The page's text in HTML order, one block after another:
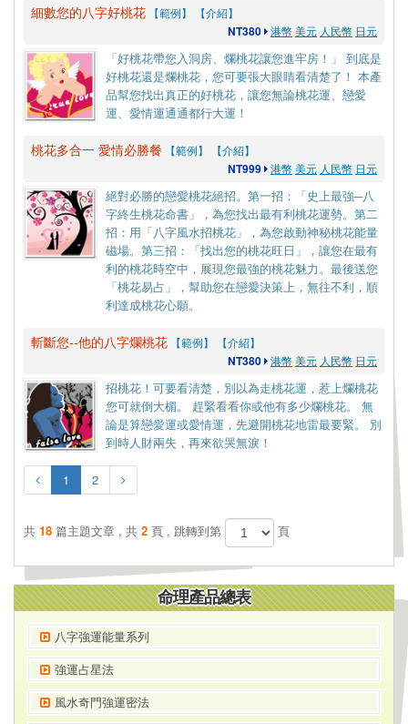
細數您的八字好桃花 【範例】 【介紹】
NT380 港幣美元 人民幣 日元
「好桃花帶您入洞房、爛桃花讓您進牢房！」 到底是
好桃花還是爛桃花，您可要張大眼睛看清楚了！ 本產
品幫您找出真正的好桃花，讓您無論桃花運、戀愛
運、愛情運通通都行大運！
桃花多合一 愛情必勝餐 【範例】 【介紹】
NT999 港幣美元 人民幣 日元
絕對必勝的戀愛桃花絕招。第一招：「史上最強─八
字終生桃花命書」，為您找出最有利桃花運勢。第二
招：用「八字風水招桃花」，為您啟動神秘桃花能量
磁場。第三招：「找出您的桃花旺日」，讓您在最有
利的桃花時空中，展現您最強的桃花魅力。最後送您
「桃花易占」，幫助您在戀愛決策上，無往不利，順
利達成桃花心願。
斬斷您--他的八字爛桃花 【範例】 【介紹】
NT380 港幣美元 人民幣 日元
招桃花！可要看清楚，別以為走桃花運，惹上爛桃花
您可就倒大楣。 趕緊看看你或他有多少爛桃花。 無
論是算戀愛運或愛情運，先避開桃花地雷最要緊。 別
到時人財兩失，再來欲哭無淚！
1 2
共 18 篇主題文章 , 共 2 頁 , 跳轉到第 頁
命理產品總表
八字強運能量系列
強運占星法
風水奇門強運密法